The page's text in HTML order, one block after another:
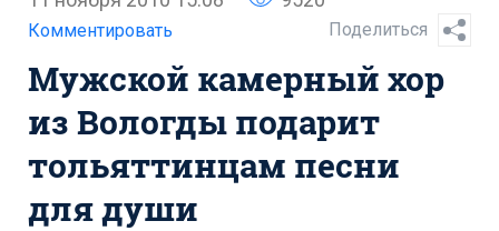
Ремонт Центральной площади
Ремонт Обводного шоссе
Набережная Тольятти
Неделя Тольятти
Комментировать Поделиться
Мужской камерный хор
из Вологды подарит
тольяттинцам песни
для души